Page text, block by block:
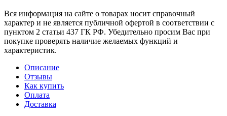
Вся информация на сайте о товарах носит справочный
характер и не является публичной офертой в соответствии с
пунктом 2 статьи 437 ГК РФ. Убедительно просим Вас при
покупке проверять наличие желаемых функций и
характеристик.
Описание
Отзывы
Как купить
Оплата
Доставка